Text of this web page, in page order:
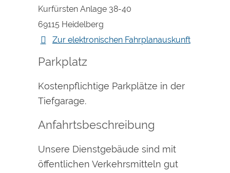
Kurfürsten Anlage 38-40
69115 Heidelberg
Zur elektronischen Fahrplanauskunft
Parkplatz
Kostenpflichtige Parkplätze in der
Tiefgarage.
Anfahrtsbeschreibung
Unsere Dienstgebäude sind mit
öffentlichen Verkehrsmitteln gut